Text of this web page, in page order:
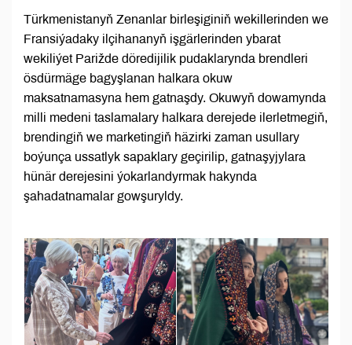
Türkmenistanyň Zenanlar birleşiginiň wekillerinden we
Fransiýadaky ilçihananyň işgärlerinden ybarat
wekiliýet Parižde döredijilik pudaklarynda brendleri
ösdürmäge bagyşlanan halkara okuw
maksatnamasyna hem gatnaşdy. Okuwyň dowamynda
milli medeni taslamalary halkara derejede ilerletmegiň,
brendingiň we marketingiň häzirki zaman usullary
boýunça ussatlyk sapaklary geçirilip, gatnaşyjylara
hünär derejesini ýokarlandyrmak hakynda
şahadatnamalar gowşuryldy.